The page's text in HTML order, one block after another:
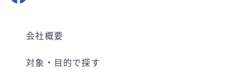
会社概要
対象・目的で探す